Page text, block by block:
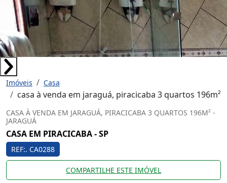
Imóveis Casa
casa à venda em jaraguá, piracicaba 3 quartos 196m²
CASA À VENDA EM JARAGUÁ, PIRACICABA 3 QUARTOS 196M² -
JARAGUÁ
CASA EM PIRACICABA - SP
REF:. CA0288
COMPARTILHE ESTE IMÓVEL